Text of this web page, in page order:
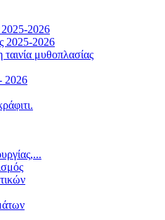
2025-2026
2025-2026
μυθοπλασίας
2026